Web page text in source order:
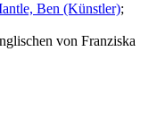
Ben (Künstler);
von Franziska